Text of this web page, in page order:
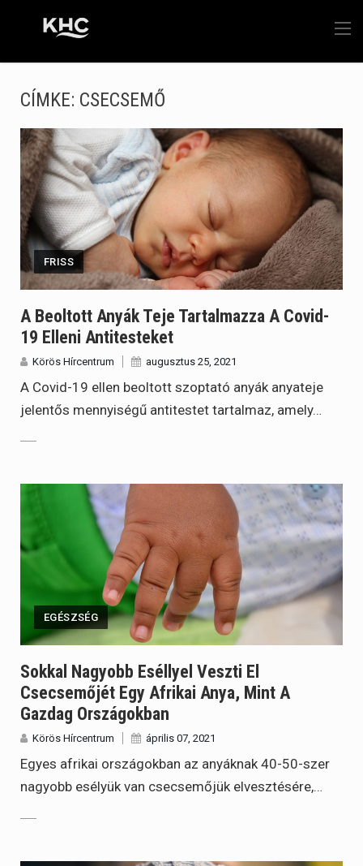
CÍMKE: CSECSEMŐ
FRISS
A Beoltott Anyák Teje Tartalmazza A Covid-
19 Elleni Antitesteket
Körös Hírcentrum augusztus 25, 2021
A Covid-19 ellen beoltott szoptató anyák anyateje
jelentős mennyiségű antitestet tartalmaz, amely…
EGÉSZSÉG
Sokkal Nagyobb Eséllyel Veszti El
Csecsemőjét Egy Afrikai Anya, Mint A
Gazdag Országokban
Körös Hírcentrum április 07, 2021
Egyes afrikai országokban az anyáknak 40-50-szer
nagyobb esélyük van csecsemőjük elvesztésére,…